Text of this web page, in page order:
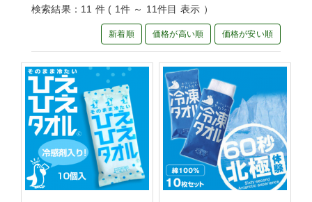
検索結果：11 件 ( 1件 ～ 11件目 表示 ）
新着順 価格が高い順 価格が安い順